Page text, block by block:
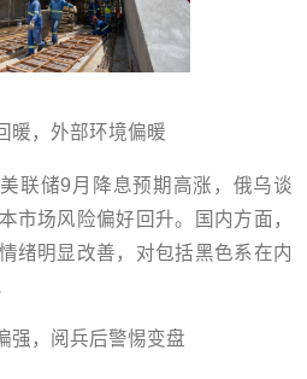
暖，外部环境偏暖
联储9月降息预期高涨，俄乌谈
市场风险偏好回升。国内方面，
绪明显改善，对包括黑色系在内
强，阅兵后警惕变盘